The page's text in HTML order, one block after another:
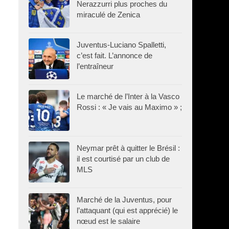
Nerazzurri plus proches du
miraculé de Zenica
Juventus-Luciano Spalletti,
c’est fait. L’annonce de
l’entraîneur
Le marché de l’Inter à la Vasco
Rossi : « Je vais au Maximo » ;
Neymar prêt à quitter le Brésil :
il est courtisé par un club de
MLS
Marché de la Juventus, pour
l’attaquant (qui est apprécié) le
nœud est le salaire